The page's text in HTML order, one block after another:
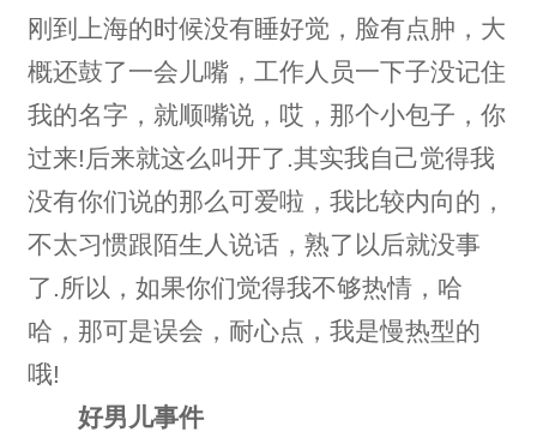
刚到上海的时候没有睡好觉，脸有点肿，大
概还鼓了一会儿嘴，工作人员一下子没记住
我的名字，就顺嘴说，哎，那个小包子，你
过来!后来就这么叫开了.其实我自己觉得我
没有你们说的那么可爱啦，我比较内向的，
不太习惯跟陌生人说话，熟了以后就没事
了.所以，如果你们觉得我不够热情，哈
哈，那可是误会，耐心点，我是慢热型的
哦!
好男儿事件